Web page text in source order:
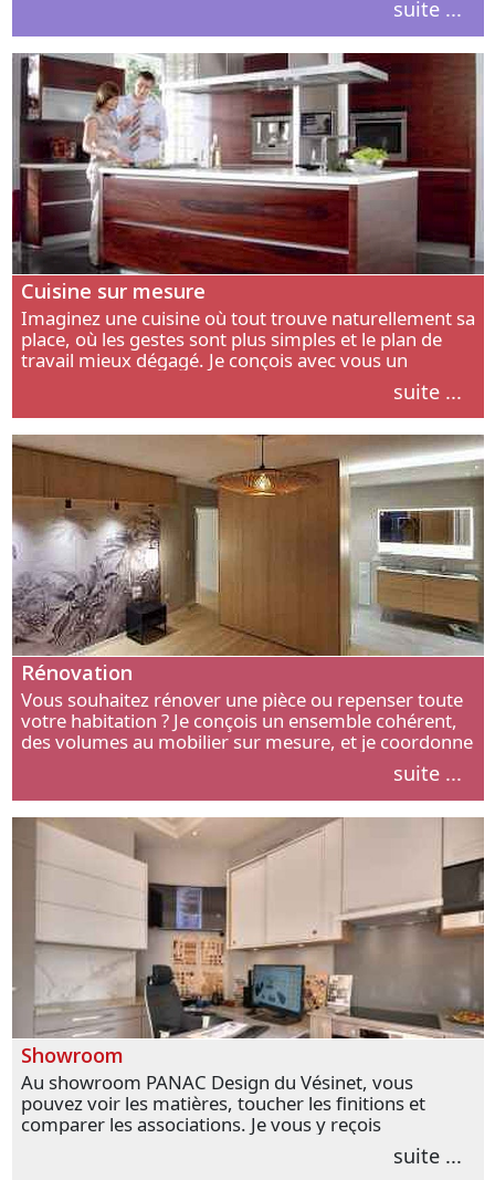
suite ...
Cuisine sur mesure
Imaginez une cuisine où tout trouve naturellement sa
place, où les gestes sont plus simples et le plan de
travail mieux dégagé. Je conçois avec vous un
aménagement adapté à votre manière de cuisiner, de
suite ...
Rénovation
Vous souhaitez rénover une pièce ou repenser toute
votre habitation ? Je conçois un ensemble cohérent,
des volumes au mobilier sur mesure, et je coordonne
suite ...
Showroom
Au showroom PANAC Design du Vésinet, vous
pouvez voir les matières, toucher les finitions et
comparer les associations. Je vous y reçois
personnellement pour parler de votre projet et
transformer vos premières idées en choix plussuite ...